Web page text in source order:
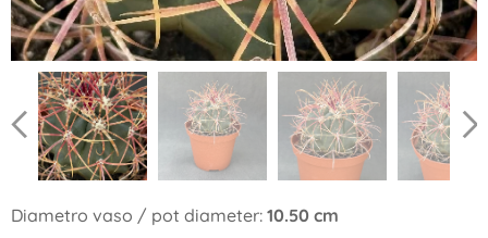
Diametro vaso / pot diameter: 10.50 cm